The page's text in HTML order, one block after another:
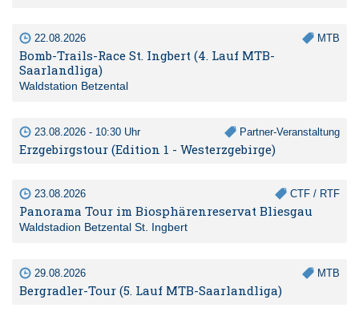
22.08.2026 MTB
Bomb-Trails-Race St. Ingbert (4. Lauf MTB-
Saarlandliga)
Waldstation Betzental
23.08.2026 - 10:30 Uhr Partner-Veranstaltung
Erzgebirgstour (Edition 1 - Westerzgebirge)
23.08.2026 CTF / RTF
Panorama Tour im Biosphärenreservat Bliesgau
Waldstadion Betzental St. Ingbert
29.08.2026 MTB
Bergradler-Tour (5. Lauf MTB-Saarlandliga)